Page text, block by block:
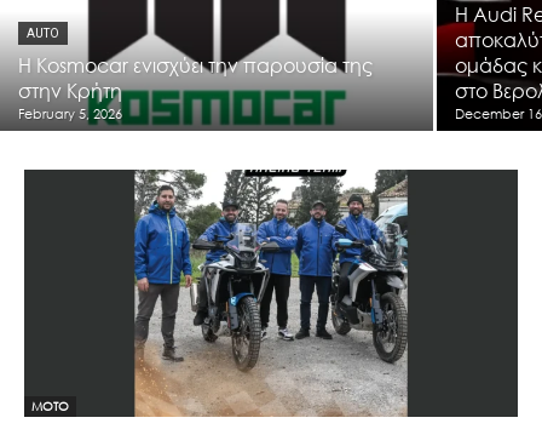
AUTO
Η Kosmocar ενισχύει την παρουσία της
στην Κρήτη
February 5, 2026
Η Audi
ομάδας
στο
December
MOTO